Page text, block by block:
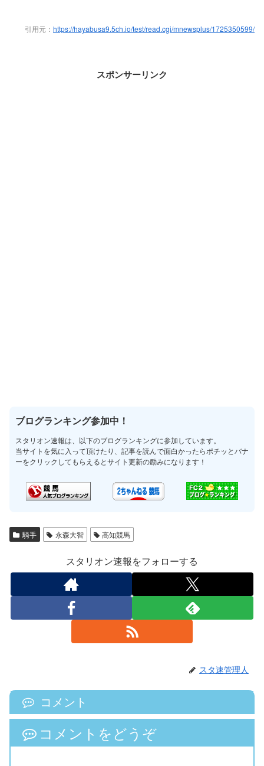
引用元： https://hayabusa9.5ch.io/test/read.cgi/mnewsplus/1725350599/
スポンサーリンク
ブログランキング参加中！
スタリオン速報は、以下のブログランキングに参加しています。
当サイトを気に入って頂けたり、記事を読んで面白かったらポチッとバナ
ーをクリックしてもらえるとサイト更新の励みになります！
騎手 永森大智 高知競馬
スタリオン速報をフォローする
スタ速管理人
コメント
コメントをどうぞ